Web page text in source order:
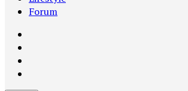
Forum